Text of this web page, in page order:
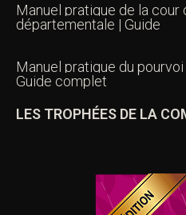
Manuel pratique de la cour
départementale | Guide
Manuel pratique du
Guide complet
LES TROPHÉES DE LA